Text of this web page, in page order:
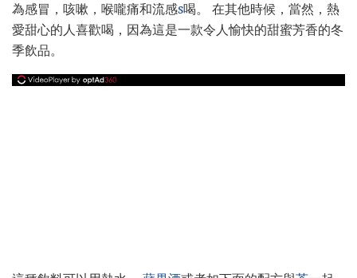
為感冒，咳嗽，喉嚨痛和流感s喝。 在其他時候，當然，熱
愛甜心的人喜歡喝，因為這是一款令人愉快的甜蜜芳香的冬
季飲品。